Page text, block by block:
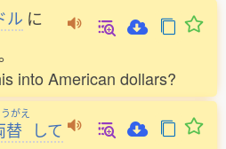
ル に
into American dollars?
がえ
替 して